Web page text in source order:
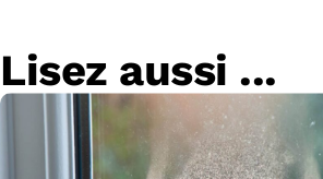
Lisez aussi ...